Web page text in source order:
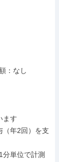
：なし
ます
（年2回）を支
単位で計測